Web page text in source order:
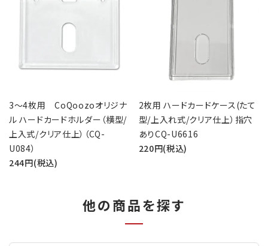
3～4枚用 CoQoozoオリジナ
ル ハードカードホルダー（横型/
上入式/クリア仕上）（CQ-
U084）
244円(税込)
2枚用 ハードカードケース(たて
型/上入れ式/クリア仕上）指穴
ありCQ-U6616
220円(税込)
他の商品を探す